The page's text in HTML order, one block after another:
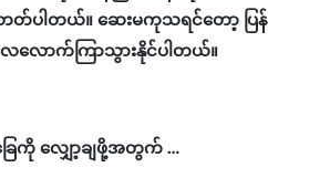
ပါတယ်။ ဆေးမကုသရင်တော့ ပြန်
လလောက်ကြာသွားနိုင်ပါတယ်။
ြေကို လျှော့ချဖို့အတွက် …